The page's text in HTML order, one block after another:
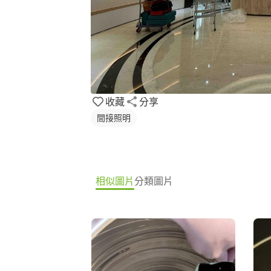
收藏 分享
間接照明
相似圖片分類圖片